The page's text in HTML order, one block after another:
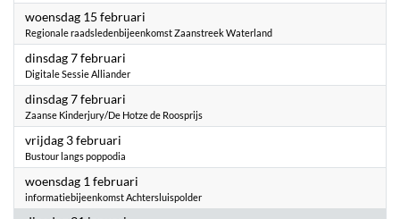
woensdag 15 februari
Regionale raadsledenbijeenkomst Zaanstreek Waterland
dinsdag 7 februari
Digitale Sessie Alliander
dinsdag 7 februari
Zaanse Kinderjury/De Hotze de Roosprijs
vrijdag 3 februari
Bustour langs poppodia
woensdag 1 februari
informatiebijeenkomst Achtersluispolder